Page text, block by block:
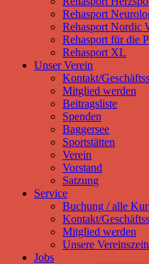
Rehasport
Rehasport Nordic
Rehasport für die
Rehasport XL
Unser Verein
Kontakt/
Mitglied werden
Beitragsliste
Spenden
Baggersee
Sportstätten
Verein
Vorstand
Satzung
Service
Buchung / alle
Kontakt/
Mitglied werden
Unsere
Jobs